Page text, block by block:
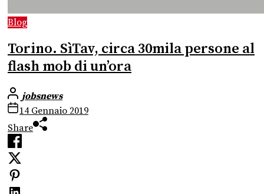
Blog
Torino. SìTav, circa 30mila persone al
flash mob di un’ora
jobsnews
14 Gennaio 2019
Share